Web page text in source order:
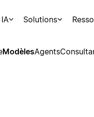
IA Solutions
ModèlesAgents